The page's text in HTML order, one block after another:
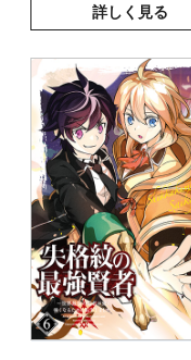
詳しく見る